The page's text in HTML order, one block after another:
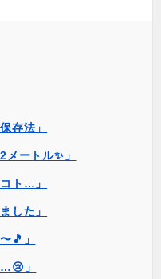
存法」
ートル✨」
ト…」
した」
🎵」
」